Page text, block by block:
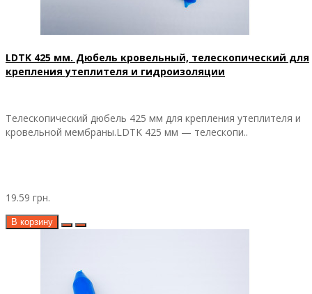
LDTK 425 мм. Дюбель кровельный, телескопический для
крепления утеплителя и гидроизоляции
Телескопический дюбель 425 мм для крепления утеплителя и
кровельной мембраны.LDTK 425 мм — телескопи..
19.59 грн.
В корзину